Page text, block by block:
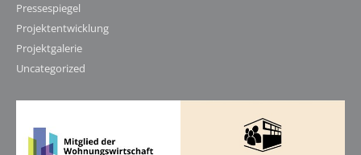
Pressespiegel
Projektentwicklung
Projektgalerie
Uncategorized